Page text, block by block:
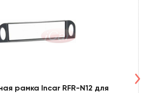
рамка Incar RFR-N12 для